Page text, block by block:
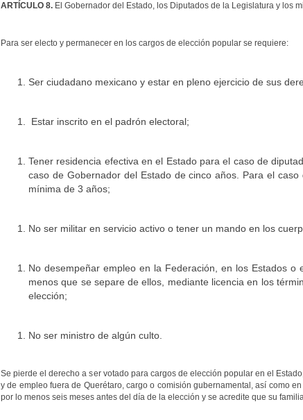
ARTÍCULO 8. El Gobernador del Estado, los Diputados de la Legislatura y los
Para ser electo y permanecer en los cargos de elección popular se requiere:
Ser ciudadano mexicano y estar en pleno ejercicio de sus
Estar inscrito en el padrón electoral;
Tener residencia efectiva en el Estado para el caso de
caso de Gobernador del Estado de cinco años. Para el
mínima de 3 años;
No ser militar en servicio activo o tener un mando en los
No desempeñar empleo en la Federación, en los Estados
menos que se separe de ellos, mediante licencia en los
elección;
No ser ministro de algún culto.
Se pierde el derecho a ser votado para cargos de elección popular en el
y de empleo fuera de Querétaro, cargo o comisión gubernamental, así como
por lo menos seis meses antes del día de la elección y se acredite que su